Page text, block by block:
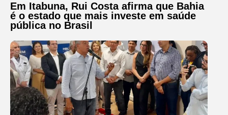
Em Itabuna, Rui Costa afirma que Bahia
é o estado que mais investe em saúde
pública no Brasil